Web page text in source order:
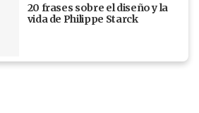
20 frases sobre el diseño y la
vida de Philippe Starck